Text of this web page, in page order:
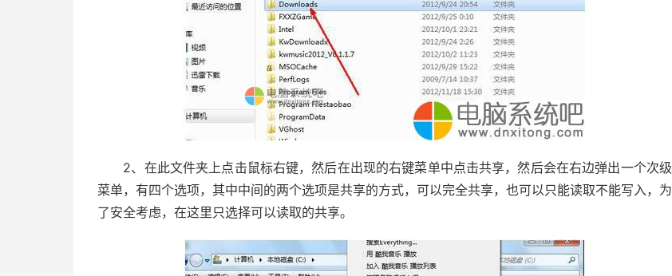
2、在此文件夹上点击鼠标右键，然后在出现的右键菜单中点击共享，然后会在右边弹出一个次级
菜单，有四个选项，其中中间的两个选项是共享的方式，可以完全共享，也可以只能读取不能写入，为
了安全考虑，在这里只选择可以读取的共享。